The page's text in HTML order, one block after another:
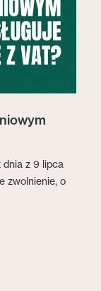
dnia z 9 lipca
zwolnienie, o